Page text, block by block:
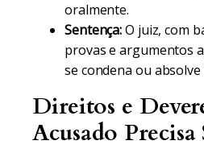
oralmente.
Sentença:O juiz, com
provas e argumentos
se condena ou absolve
Direitos e
Acusado Precisa